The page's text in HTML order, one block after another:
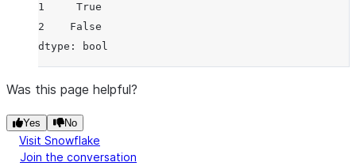
1     True
2    False
dtype: bool
Was this page helpful?
Yes No
Visit Snowflake
Join the conversation